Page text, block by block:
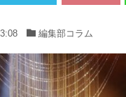
編集部コラム